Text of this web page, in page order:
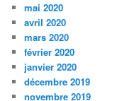
mai 2020
avril 2020
mars 2020
février 2020
janvier 2020
décembre 2019
novembre 2019